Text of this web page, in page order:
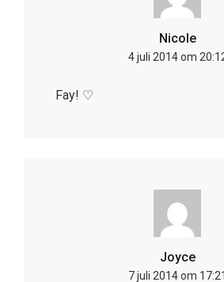
Nicole
4 juli 2014 om
Fay! ♡
Joyce
7 juli 2014 om 17:21